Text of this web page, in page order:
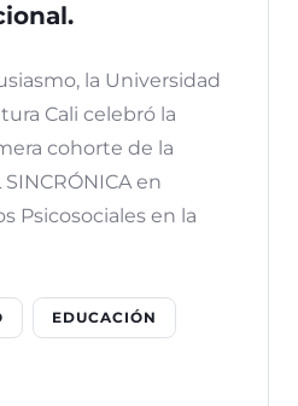
la Universidad
Cali celebró la
cohorte de la
en
Psicosociales en la
EDUCACIÓN